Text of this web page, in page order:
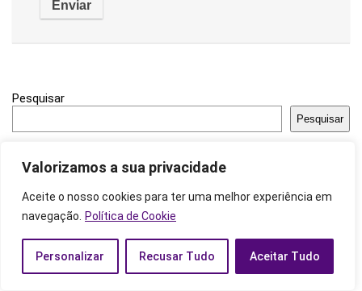
Valorizamos a sua privacidade
Aceite o nosso cookies para ter uma melhor experiência em
navegação.
Política de Cookie
Personalizar Recusar Tudo Aceitar Tudo
Pesquisar
Pesquisar
Tags Populares
Alimentação(33) Animais(16)
Aromaterapia(9) Ascendente(22)